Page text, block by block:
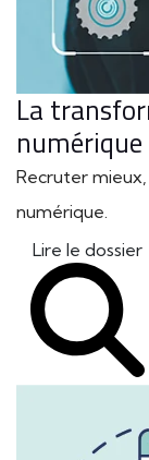
La
numérique
Recruter
numérique.
Lire le dossier